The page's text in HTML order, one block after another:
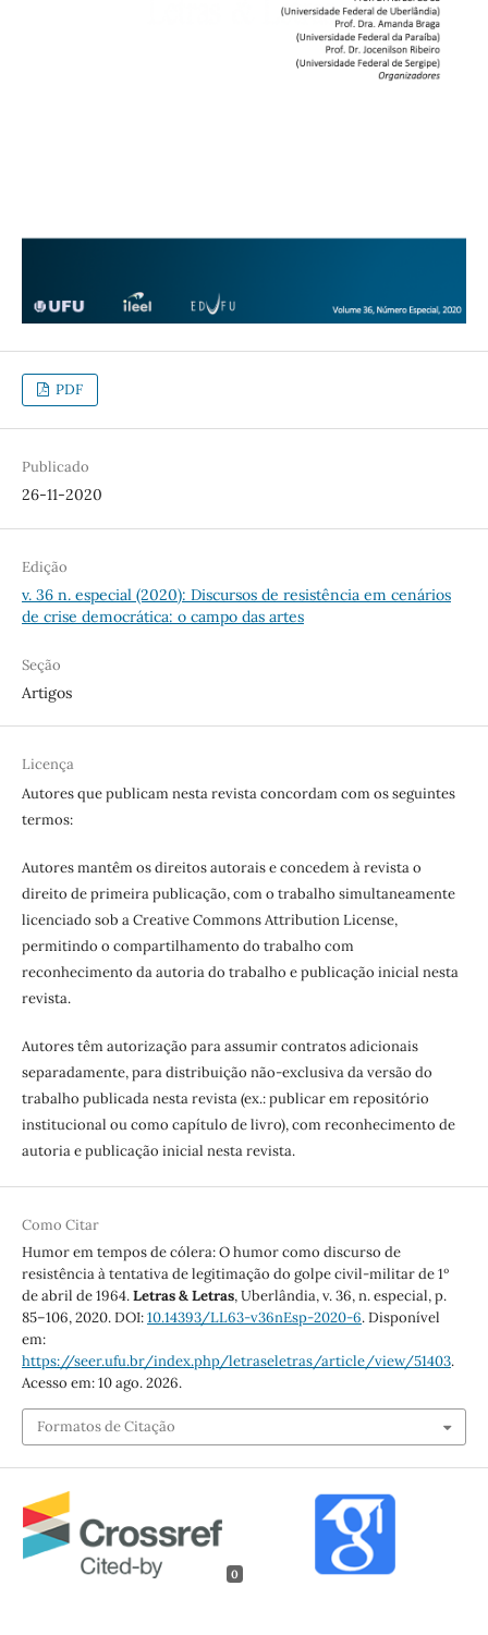
PDF
Publicado
26-11-2020
Edição
v. 36 n. especial (2020): Discursos de resistência em cenários
de crise democrática: o campo das artes
Seção
Artigos
Licença
Autores que publicam nesta revista concordam com os seguintes
termos:
Autores mantêm os direitos autorais e concedem à revista o
direito de primeira publicação, com o trabalho simultaneamente
licenciado sob a Creative Commons Attribution License,
permitindo o compartilhamento do trabalho com
reconhecimento da autoria do trabalho e publicação inicial nesta
revista.
Autores têm autorização para assumir contratos adicionais
separadamente, para distribuição não-exclusiva da versão do
trabalho publicada nesta revista (ex.: publicar em repositório
institucional ou como capítulo de livro), com reconhecimento de
autoria e publicação inicial nesta revista.
Como Citar
Humor em tempos de cólera: O humor como discurso de
resistência à tentativa de legitimação do golpe civil-militar de 1º
de abril de 1964.Letras & Letras, Uberlândia, v. 36, n. especial, p.
85–106, 2020. DOI:10.14393/LL63-v36nEsp-2020-6. Disponível
em:
https://seer.ufu.br/index.php/letraseletras/article/view/51403.
Acesso em: 10 ago. 2026.
Formatos de Citação
0